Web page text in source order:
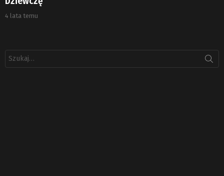
4 lata temu